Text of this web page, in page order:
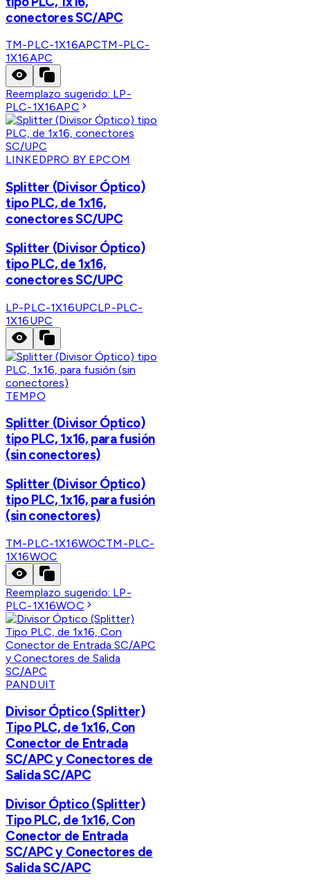
conectores SC/APC
TM-PLC-1X16APCTM-PLC-
1X16APC
Reemplazo sugerido: LP-
PLC-1X16APC
LINKEDPRO BY EPCOM
Splitter (Divisor Óptico)
tipo PLC, de 1x16,
conectores SC/UPC
Splitter (Divisor Óptico)
tipo PLC, de 1x16,
conectores SC/UPC
LP-PLC-1X16UPCLP-PLC-
1X16UPC
TEMPO
Splitter (Divisor Óptico)
tipo PLC, 1x16, para fusión
(sin conectores)
Splitter (Divisor Óptico)
tipo PLC, 1x16, para fusión
(sin conectores)
TM-PLC-1X16WOCTM-PLC-
1X16WOC
Reemplazo sugerido: LP-
PLC-1X16WOC
PANDUIT
Divisor Óptico (Splitter)
Tipo PLC, de 1x16, Con
Conector de Entrada
SC/APC y Conectores de
Salida SC/APC
Divisor Óptico (Splitter)
Tipo PLC, de 1x16, Con
Conector de Entrada
SC/APC y Conectores de
Salida SC/APC